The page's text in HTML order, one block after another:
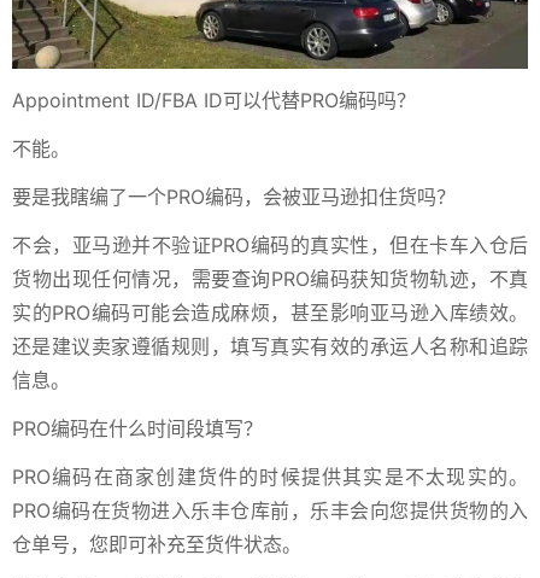
Appointment ID/FBA ID可以代替PRO编码吗？
不能。
要是我瞎编了一个PRO编码，会被亚马逊扣住货吗？
不会，亚马逊并不验证PRO编码的真实性，但在卡车入仓后
货物出现任何情况，需要查询PRO编码获知货物轨迹，不真
实的PRO编码可能会造成麻烦，甚至影响亚马逊入库绩效。
还是建议卖家遵循规则，填写真实有效的承运人名称和追踪
信息。
PRO编码在什么时间段填写？
PRO编码在商家创建货件的时候提供其实是不太现实的。
PRO编码在货物进入乐丰仓库前，乐丰会向您提供货物的入
仓单号，您即可补充至货件状态。